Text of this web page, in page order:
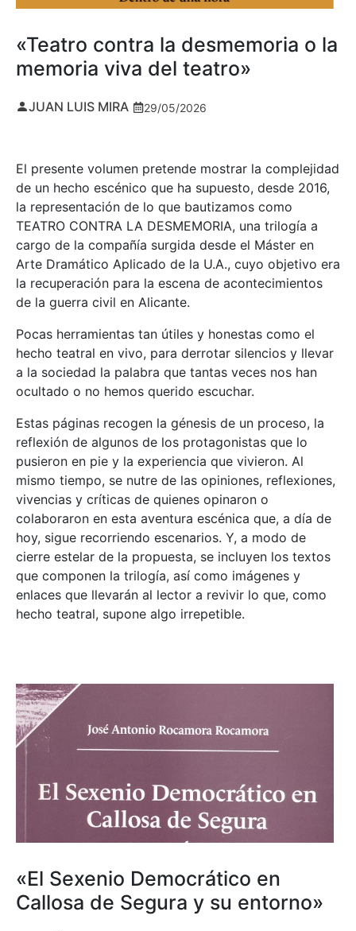
«Teatro contra la desmemoria o la
memoria viva del teatro»
JUAN LUIS MIRA 29/05/2026
El presente volumen pretende mostrar la complejidad
de un hecho escénico que ha supuesto, desde 2016,
la representación de lo que bautizamos como
TEATRO CONTRA LA DESMEMORIA, una trilogía a
cargo de la compañía surgida desde el Máster en
Arte Dramático Aplicado de la U.A., cuyo objetivo era
la recuperación para la escena de acontecimientos
de la guerra civil en Alicante.
Pocas herramientas tan útiles y honestas como el
hecho teatral en vivo, para derrotar silencios y llevar
a la sociedad la palabra que tantas veces nos han
ocultado o no hemos querido escuchar.
Estas páginas recogen la génesis de un proceso, la
reflexión de algunos de los protagonistas que lo
pusieron en pie y la experiencia que vivieron. Al
mismo tiempo, se nutre de las opiniones, reflexiones,
vivencias y críticas de quienes opinaron o
colaboraron en esta aventura escénica que, a día de
hoy, sigue recorriendo escenarios. Y, a modo de
cierre estelar de la propuesta, se incluyen los textos
que componen la trilogía, así como imágenes y
enlaces que llevarán al lector a revivir lo que, como
hecho teatral, supone algo irrepetible.
«El Sexenio Democrático en
Callosa de Segura y su entorno»